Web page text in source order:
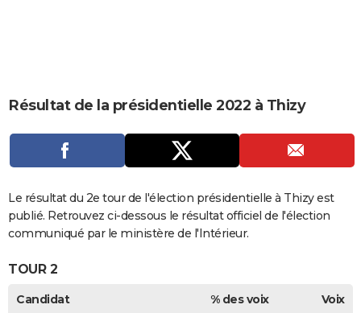
Carte de Noël
Carte Bonne année
Carte Saint-Valentin
Carte Pâques
Carte d'anniversaire
DICTIONNAIRE
COPAINS D'AVANT
Se connecter
Entreprises
Service militaire
Avis de recherche
Résultat de la présidentielle 2022 à Thizy
Le résultat du 2e tour de l'élection présidentielle à Thizy est
publié. Retrouvez ci-dessous le résultat officiel de l'élection
communiqué par le ministère de l'Intérieur.
TOUR 2
Candidat % des voix
Voix